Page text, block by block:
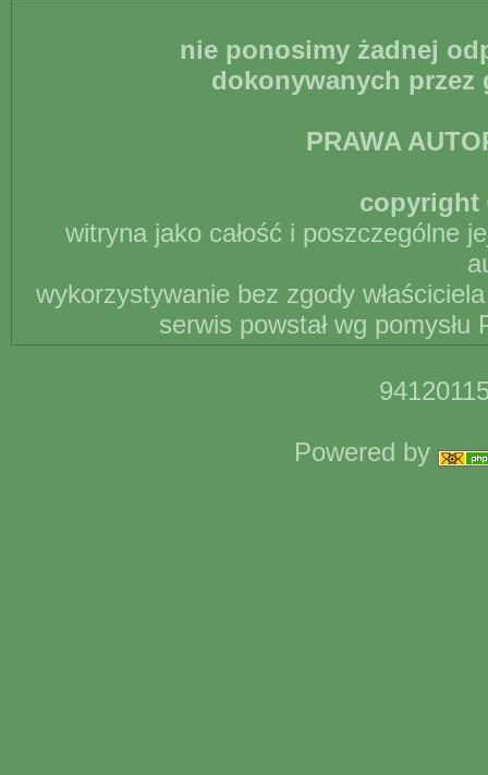
nie ponosimy żadnej
dokonywanych
PRAWA
copyright
witryna jako całość i poszczególne
wykorzystywanie bez zgody
serwis powstał wg
Powered by